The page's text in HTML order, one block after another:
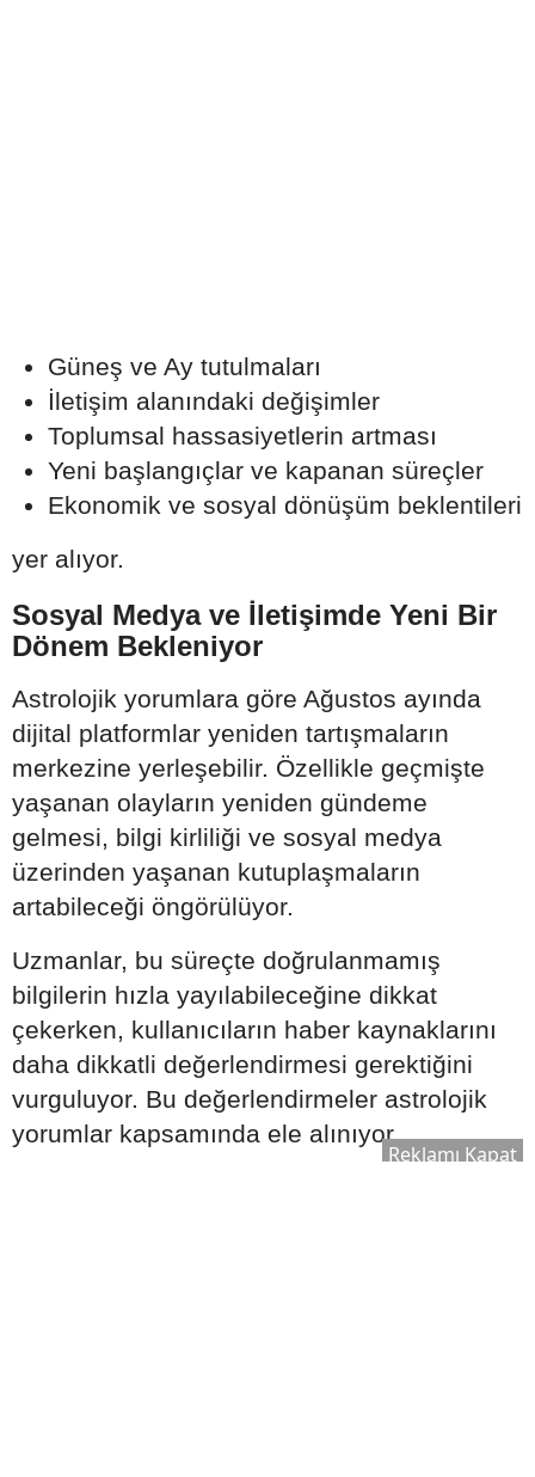
Güneş ve Ay tutulmaları
İletişim alanındaki değişimler
Toplumsal hassasiyetlerin artması
Yeni başlangıçlar ve kapanan süreçler
Ekonomik ve sosyal dönüşüm beklentileri
yer alıyor.
Sosyal Medya ve İletişimde Yeni Bir
Dönem Bekleniyor
Astrolojik yorumlara göre Ağustos ayında
dijital platformlar yeniden tartışmaların
merkezine yerleşebilir. Özellikle geçmişte
yaşanan olayların yeniden gündeme
gelmesi, bilgi kirliliği ve sosyal medya
üzerinden yaşanan kutuplaşmaların
artabileceği öngörülüyor.
Uzmanlar, bu süreçte doğrulanmamış
bilgilerin hızla yayılabileceğine dikkat
çekerken, kullanıcıların haber kaynaklarını
daha dikkatli değerlendirmesi gerektiğini
vurguluyor. Bu değerlendirmeler astrolojik
yorumlar kapsamında ele alınıyor.
Reklamı Kapat